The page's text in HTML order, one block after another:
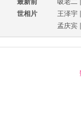
世相片
王泽宇
孟庆宾